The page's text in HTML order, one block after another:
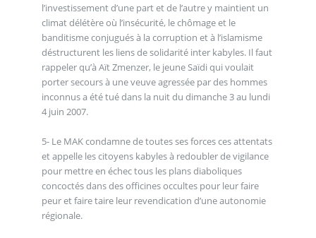
l’investissement d’une part et de l’autre y maintient un
climat délétère où l’insécurité, le chômage et le
banditisme conjugués à la corruption et à l’islamisme
déstructurent les liens de solidarité inter kabyles. Il faut
rappeler qu’à Aït Zmenzer, le jeune Saïdi qui voulait
porter secours à une veuve agressée par des hommes
inconnus a été tué dans la nuit du dimanche 3 au lundi
4 juin 2007.
5- Le MAK condamne de toutes ses forces ces attentats
et appelle les citoyens kabyles à redoubler de vigilance
pour mettre en échec tous les plans diaboliques
concoctés dans des officines occultes pour leur faire
peur et faire taire leur revendication d’une autonomie
régionale.